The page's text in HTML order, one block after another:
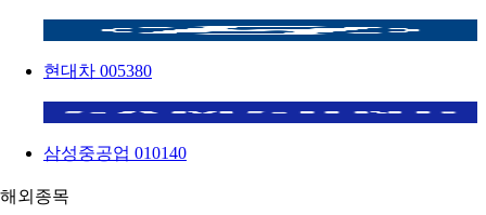
현대차 005380
삼성중공업 010140
해외종목